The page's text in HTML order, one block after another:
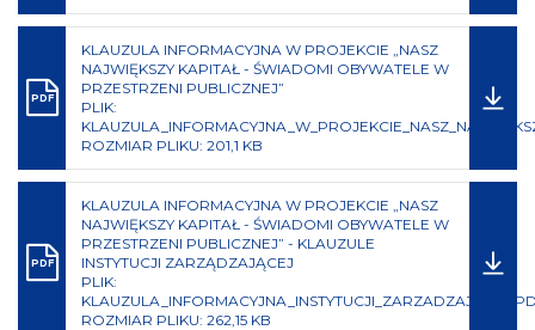
PDF
KLAUZULA INFORMACYJNA W PROJEKCIE „NASZ
NAJWIĘKSZY KAPITAŁ - ŚWIADOMI OBYWATELE W
PRZESTRZENI PUBLICZNEJ”
PLIK:
ROZMIAR PLIKU: 201,1 KB
PDF
KLAUZULA INFORMACYJNA W PROJEKCIE „NASZ
NAJWIĘKSZY KAPITAŁ - ŚWIADOMI OBYWATELE W
PRZESTRZENI PUBLICZNEJ” - KLAUZULE
INSTYTUCJI ZARZĄDZAJĄCEJ
PLIK:
ROZMIAR PLIKU: 262,15 KB